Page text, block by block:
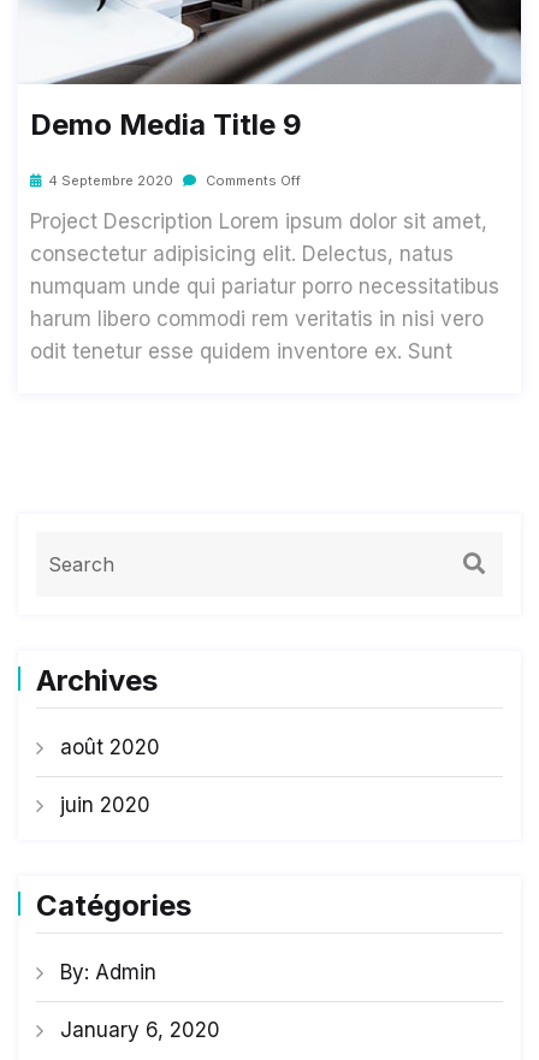
Demo Media Title 9
4 Septembre 2020 Comments Off
Project Description Lorem ipsum dolor sit amet,
consectetur adipisicing elit. Delectus, natus
numquam unde qui pariatur porro necessitatibus
harum libero commodi rem veritatis in nisi vero
odit tenetur esse quidem inventore ex. Sunt
Archives
août 2020
juin 2020
Catégories
By: Admin
January 6, 2020